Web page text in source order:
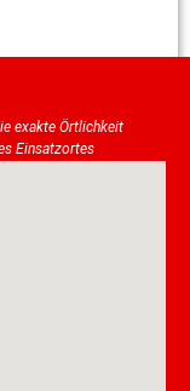
exakte Örtlichkeit
Einsatzortes